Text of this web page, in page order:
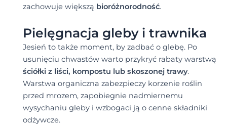
zachowuje większą bioróżnorodność.
Pielęgnacja gleby i trawnika
Jesień to także moment, by zadbać o glebę. Po
usunięciu chwastów warto przykryć rabaty warstwą
ściółki z liści, kompostu lub skoszonej trawy.
Warstwa organiczna zabezpieczy korzenie roślin
przed mrozem, zapobiegnie nadmiernemu
wysychaniu gleby i wzbogaci ją o cenne składniki
odżywcze.